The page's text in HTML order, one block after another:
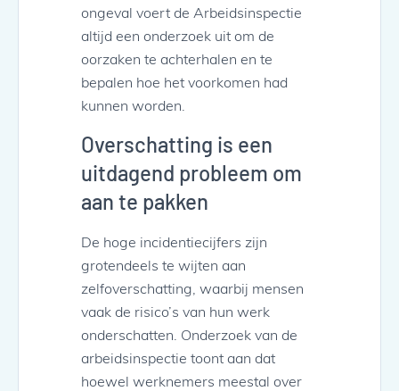
ongeval voert de Arbeidsinspectie
altijd een onderzoek uit om de
oorzaken te achterhalen en te
bepalen hoe het voorkomen had
kunnen worden.
Overschatting is een
uitdagend probleem om
aan te pakken
De hoge incidentiecijfers zijn
grotendeels te wijten aan
zelfoverschatting, waarbij mensen
vaak de risico’s van hun werk
onderschatten. Onderzoek van de
arbeidsinspectie toont aan dat
hoewel werknemers meestal over